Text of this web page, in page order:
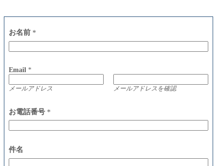
お名前 *
Email *
メールアドレス メールアドレスを確認
お電話番号 *
件名